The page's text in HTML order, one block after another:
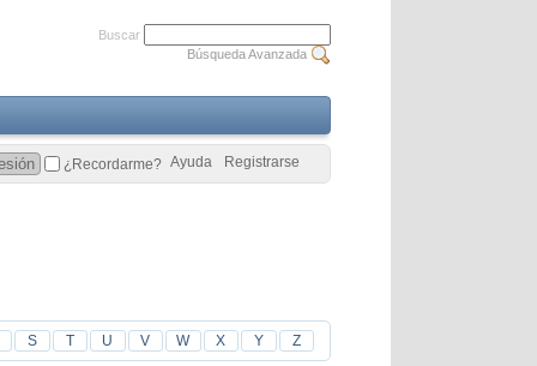
S T U V W X Y Z
Buscar
Búsqueda Avanzada
Registrarse
Ayuda
¿Recordarme?